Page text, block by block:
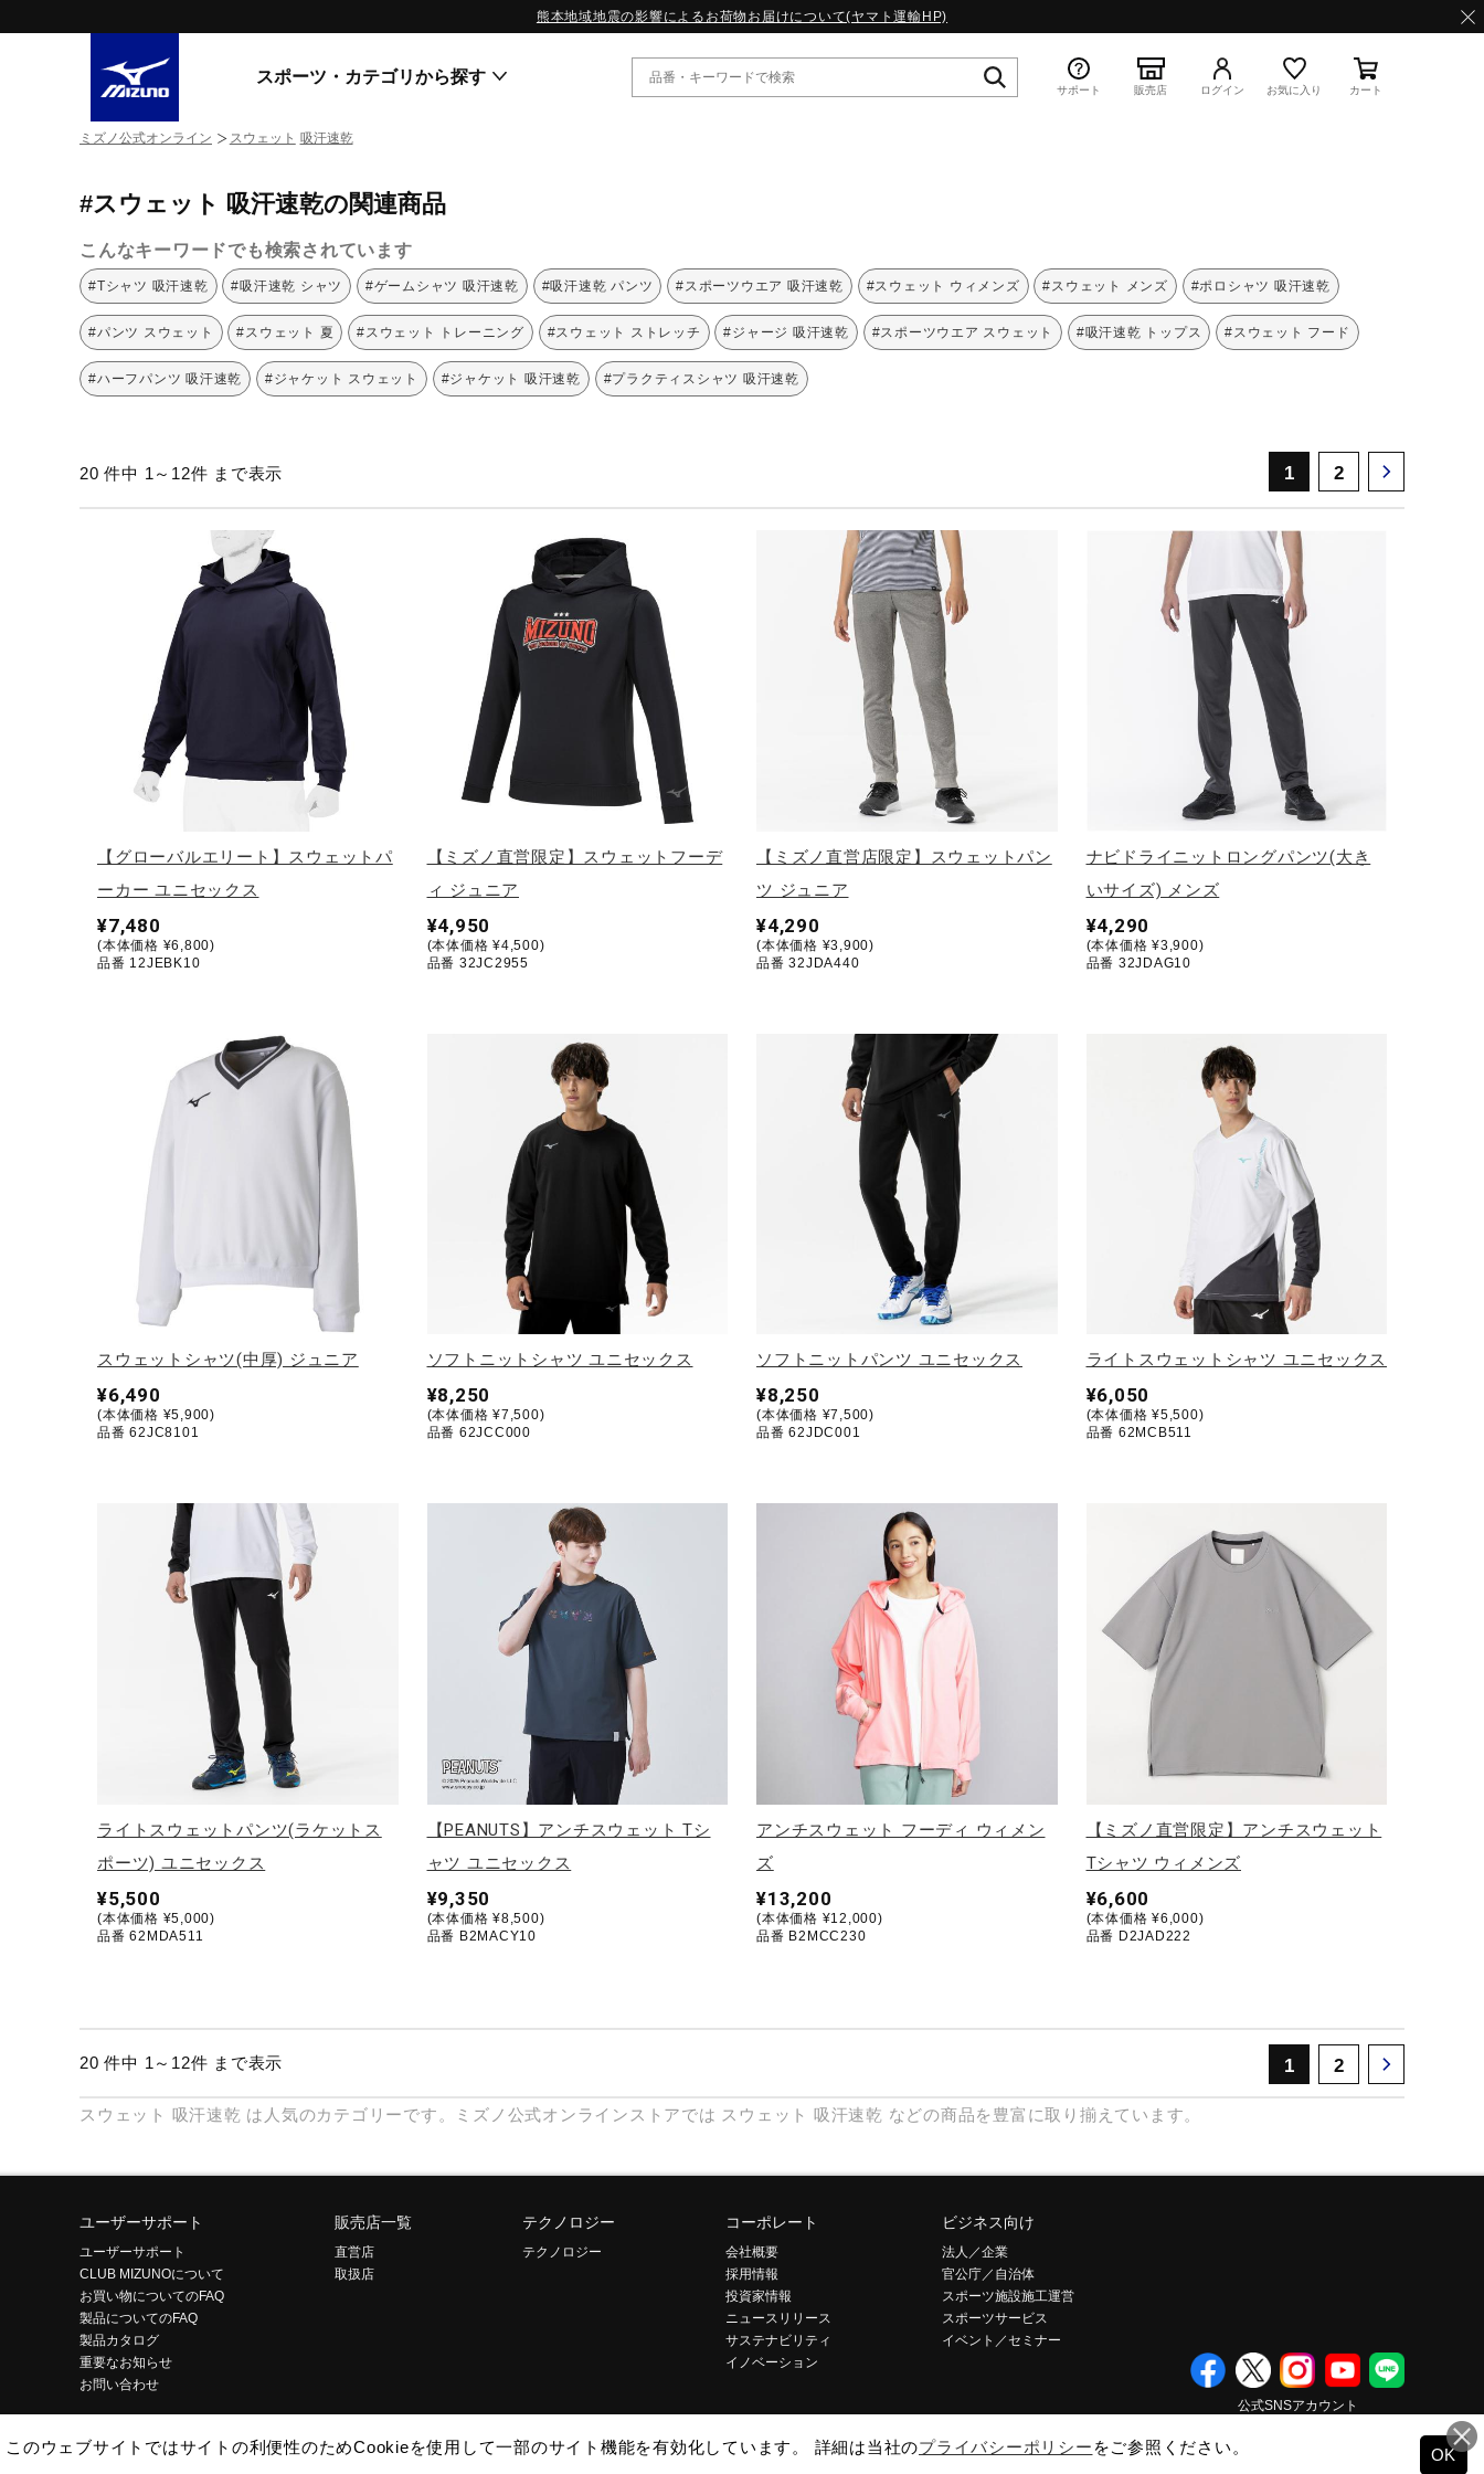
熊本地域地震の影響によるお荷物お届けについて(ヤマト運輸HP)
スポーツ・カテゴリから探す
ライフスタイルウエア
ランニング
サッカー／フットサル
野球
バレーボール
ソフトボール
ウィンタースポーツ
ワーキング
インナー
寝具／ミズノスリープ
健康／エクササイズ
ジュニア／キッズ
メディカル
コラボ／ライセンス
WAVE PROPHECY
MORELIA LS
WAVE RIDER
MXR
ゴアテックス
コラボレーション
その他シリーズ
W.PROPHECY1｜特集
WP MAGIC MITA｜特集
WP STRAP｜特集
スペシャルカラーパック｜特集
WP STRAP 2｜特集
マーガレット・ハウエル｜特集
サポート 販売店 ログイン お気に入り カート
ミズノ公式オンライン スウェット 吸汗速乾
#スウェット 吸汗速乾の関連商品
こんなキーワードでも検索されています
#Tシャツ 吸汗速乾 #吸汗速乾 シャツ #ゲームシャツ 吸汗速乾 #吸汗速乾 パンツ #スポーツウエア 吸汗速乾 #スウェット ウィメンズ #スウェット メンズ #ポロシャツ 吸汗速乾
#パンツ スウェット #スウェット 夏 #スウェット トレーニング #スウェット ストレッチ #ジャージ 吸汗速乾 #スポーツウエア スウェット #吸汗速乾 トップス #スウェット フード
#ハーフパンツ 吸汗速乾 #ジャケット スウェット #ジャケット 吸汗速乾 #プラクティスシャツ 吸汗速乾
20 件中 1～12件 まで表示 1 2
【グローバルエリート】スウェットパ
ーカー ユニセックス
¥7,480
(本体価格 ¥6,800)
品番 12JEBK10
【ミズノ直営限定】スウェットフーデ
ィ ジュニア
¥4,950
(本体価格 ¥4,500)
品番 32JC2955
【ミズノ直営店限定】スウェットパン
ツ ジュニア
¥4,290
(本体価格 ¥3,900)
品番 32JDA440
ナビドライニットロングパンツ(大き
いサイズ) メンズ
¥4,290
(本体価格 ¥3,900)
品番 32JDAG10
スウェットシャツ(中厚) ジュニア
¥6,490
(本体価格 ¥5,900)
品番 62JC8101
ソフトニットシャツ ユニセックス
¥8,250
(本体価格 ¥7,500)
品番 62JCC000
ソフトニットパンツ ユニセックス
¥8,250
(本体価格 ¥7,500)
品番 62JDC001
ライトスウェットシャツ ユニセックス
¥6,050
(本体価格 ¥5,500)
品番 62MCB511
ライトスウェットパンツ(ラケットス
ポーツ) ユニセックス
¥5,500
(本体価格 ¥5,000)
品番 62MDA511
【PEANUTS】アンチスウェット Tシ
ャツ ユニセックス
¥9,350
(本体価格 ¥8,500)
品番 B2MACY10
アンチスウェット フーディ ウィメン
ズ
¥13,200
(本体価格 ¥12,000)
品番 B2MCC230
【ミズノ直営限定】アンチスウェット
Tシャツ ウィメンズ
¥6,600
(本体価格 ¥6,000)
品番 D2JAD222
20 件中 1～12件 まで表示 1 2
スウェット 吸汗速乾 は人気のカテゴリーです。ミズノ公式オンラインストアでは スウェット 吸汗速乾 などの商品を豊富に取り揃えています。
ユーザーサポート
ユーザーサポート
CLUB MIZUNOについて
お買い物についてのFAQ
製品についてのFAQ
製品カタログ
重要なお知らせ
お問い合わせ
販売店一覧
直営店
取扱店
テクノロジー
テクノロジー
コーポレート
会社概要
採用情報
投資家情報
ニュースリリース
サステナビリティ
イノベーション
ビジネス向け
法人／企業
官公庁／自治体
スポーツ施設施工運営
スポーツサービス
イベント／セミナー
公式SNSアカウント
企業情報 ご利用条件 プライバシーポリシー 特定商取引法 OK
このウェブサイトではサイトの利便性のためCookieを使用して一部のサイト機能を有効化しています。 詳細は当社のプライバシーポリシー をご参照ください。